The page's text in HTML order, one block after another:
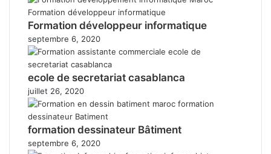
Formation développeur informatique
septembre 6, 2020
ecole de secretariat casablanca
juillet 26, 2020
formation dessinateur Bâtiment
septembre 6, 2020